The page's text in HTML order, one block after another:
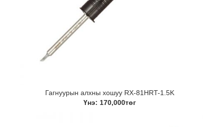
Гагнуурын алхны хошуу RX-81HRT-1.5K
Үнэ: 170,000төг